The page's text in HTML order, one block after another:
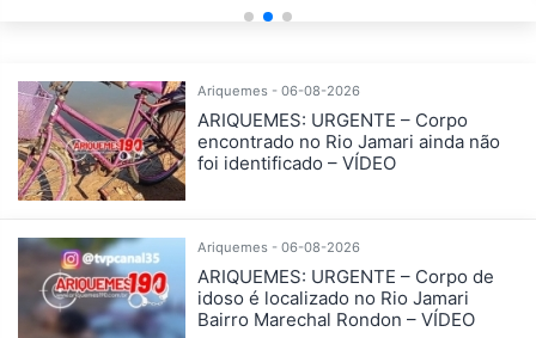
Ariquemes - 06-08-2026
ARIQUEMES: URGENTE – Corpo
encontrado no Rio Jamari ainda não
foi identificado – VÍDEO
Ariquemes - 06-08-2026
ARIQUEMES: URGENTE – Corpo de
idoso é localizado no Rio Jamari
Bairro Marechal Rondon – VÍDEO